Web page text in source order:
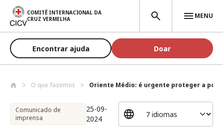
Passar para o conteúdo principal
COMITÊ INTERNACIONAL DA
CRUZ VERMELHA
MENU
Encontrar ajuda Doar
O que fazemos Oriente Médio: é urgente proteger a
Comunicado de
imprensa
25-09-
2024